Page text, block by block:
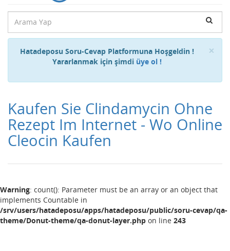
×
Hatadeposu Soru-Cevap Platformuna Hoşgeldin !
Yararlanmak için şimdi üye ol !
Kaufen Sie Clindamycin Ohne
Rezept Im Internet - Wo Online
Cleocin Kaufen
Warning: count(): Parameter must be an array or an object that
implements Countable in
/srv/users/hatadeposu/apps/hatadeposu/public/soru-cevap/qa-
theme/Donut-theme/qa-donut-layer.php on line 243